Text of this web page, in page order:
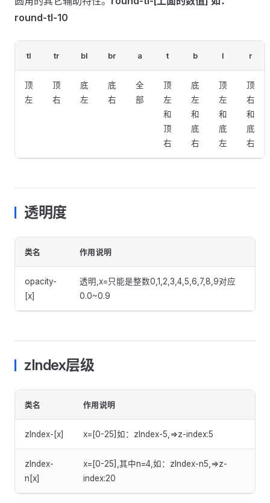
round-tl-10
tl tr bl br a t b l r
顶
左
顶
右
底
左
底
右
全
部
顶
左
和
顶
右
底
左
和
底
右
顶
左
和
底
左
顶
右
和
底
右
透明度
类名 作用说明
opacity-
[x]
透明,x=只能是整数0,1,2,3,4,5,6,7,8,9对应
0.0~0.9
zIndex层级
类名 作用说明
zIndex-[x] x=[0-25]如：zIndex-5,=>z-index:5
zIndex-
n[x]
x=[0-25],其中n=4,如：zIndex-n5,=>z-
index:20